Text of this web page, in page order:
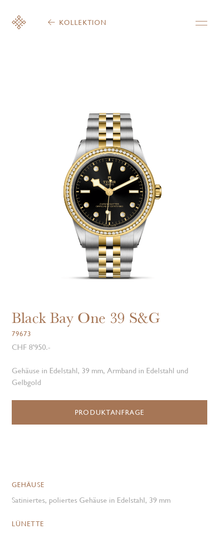
KOLLEKTION
Black Bay One 39 S&G
79673
CHF 8'950.-
Gehäuse in Edelstahl, 39 mm, Armband in Edelstahl und
Gelbgold
PRODUKTANFRAGE
GEHÄUSE
Satiniertes, poliertes Gehäuse in Edelstahl, 39 mm
LÜNETTE